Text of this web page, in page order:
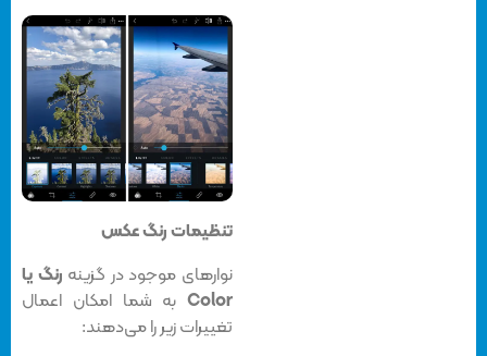
تنظیمات رنگ عکس
نوارهای موجود در گزینهرنگ یا
Color به شما امکان اعمال
تغییرات زیر را می‌دهند: